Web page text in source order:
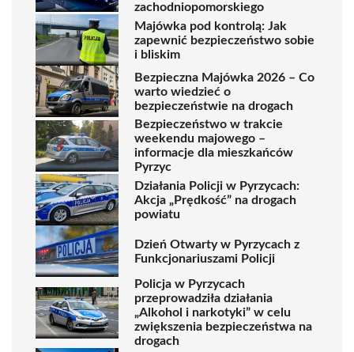
zachodniopomorskiego
Majówka pod kontrolą: Jak
zapewnić bezpieczeństwo sobie
i bliskim
Bezpieczna Majówka 2026 – Co
warto wiedzieć o
bezpieczeństwie na drogach
Bezpieczeństwo w trakcie
weekendu majowego –
informacje dla mieszkańców
Pyrzyc
Działania Policji w Pyrzycach:
Akcja „Prędkość” na drogach
powiatu
Dzień Otwarty w Pyrzycach z
Funkcjonariuszami Policji
Policja w Pyrzycach
przeprowadziła działania
„Alkohol i narkotyki” w celu
zwiększenia bezpieczeństwa na
drogach